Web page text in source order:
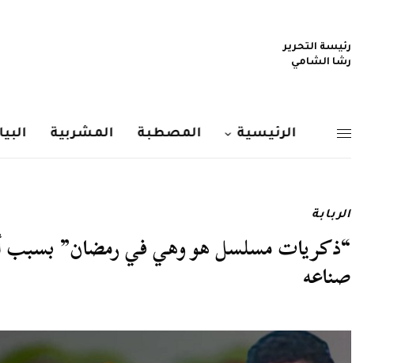
رئيسة التحرير
رشا الشامي
الرئيسية المصطبة المشربية
الربابة
“ذكريات مسلسل هو وهي في رمضان” بسبب
صناعه